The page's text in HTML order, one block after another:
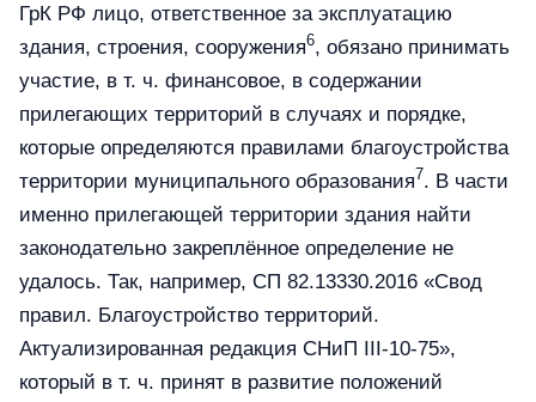
ГрК РФ лицо, ответственное за эксплуатацию
здания, строения, сооружения6, обязано принимать
участие, в т. ч. финансовое, в содержании
прилегающих территорий в случаях и порядке,
которые определяются правилами благоустройства
территории муниципального образования7. В части
именно прилегающей территории здания найти
законодательно закреплённое определение не
удалось. Так, например, СП 82.13330.2016 «Свод
правил. Благоустройство территорий.
Актуализированная редакция СНиП III-10-75»,
который в т. ч. принят в развитие положений